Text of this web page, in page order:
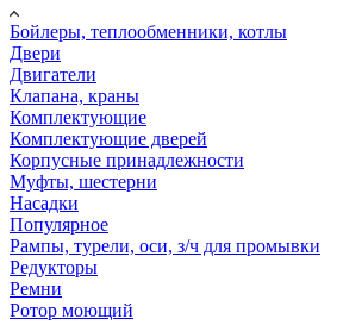
Бойлеры, теплообменники, котлы
Двери
Двигатели
Клапана, краны
Комплектующие
Комплектующие дверей
Корпусные принадлежности
Муфты, шестерни
Насадки
Популярное
Рампы, турели, оси, з/ч для промывки
Редукторы
Ремни
Ротор моющий